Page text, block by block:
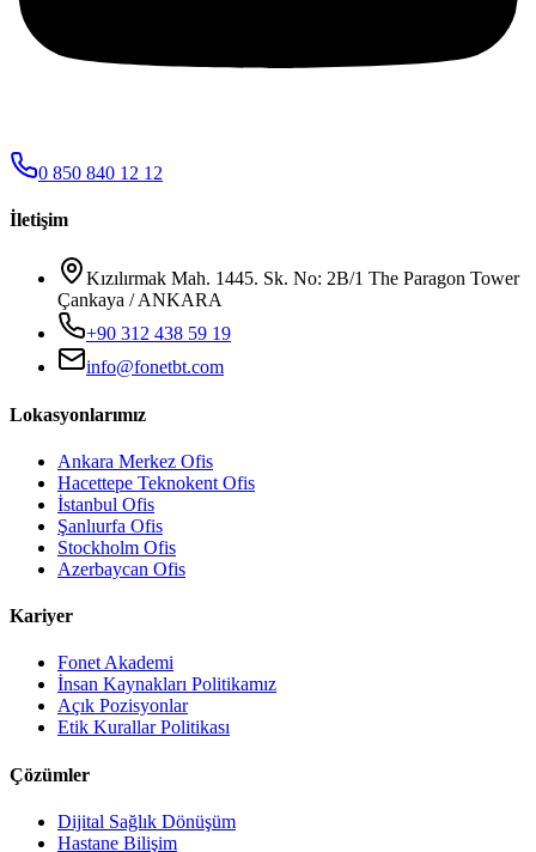
0 850 840 12 12
İletişim
Kızılırmak Mah. 1445. Sk. No: 2B/1 The Paragon Tower
Çankaya / ANKARA
+90 312 438 59 19
info@fonetbt.com
Lokasyonlarımız
Ankara Merkez Ofis
Hacettepe Teknokent Ofis
İstanbul Ofis
Şanlıurfa Ofis
Stockholm Ofis
Azerbaycan Ofis
Kariyer
Fonet Akademi
İnsan Kaynakları Politikamız
Açık Pozisyonlar
Etik Kurallar Politikası
Çözümler
Dijital Sağlık Dönüşüm
Hastane Bilişim